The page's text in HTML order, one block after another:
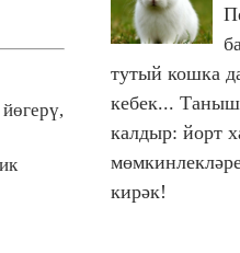
тутый кошка
кебек...
калдыр: йорт
кирәк!